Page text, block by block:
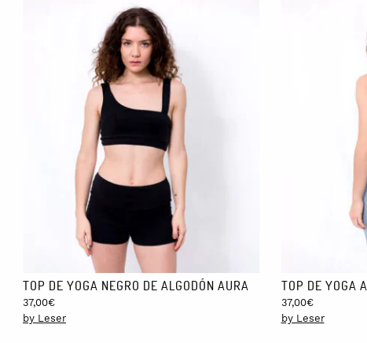
Color gris : 68% Algodón / 26% SeaCell / 6% Spandex
Color azul: 70% Algodón 18% Lyocell 12% Elastan
El Seacell proporciona una hidratación natural a la piel ya que el
El lyocell contiene zink, que proporciona una regeneración y
CUIDADOS:
Lavado a máquina con temperatura máxima de 30º, con acción
TALLAS Y GUÍA DE TALLAS:
S: Pecho: 86cm
M: Pecho: 90cm
L: Pecho: 94cm
Para España + Portugal: 3,23€ (24/48h) y Europa 10,00€ (3-5días)
TOP DE YOGA NEGRO DE ALGODÓN AURA
37,00€
by Leser
TOP DE YOGA
37,00€
by Leser